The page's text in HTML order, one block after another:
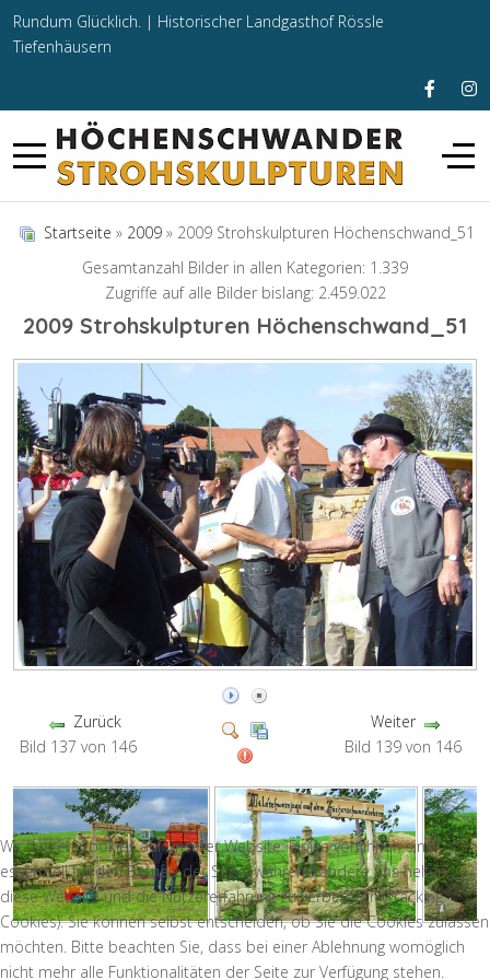
Rundum Glücklich. | Historischer Landgasthof Rössle
Tiefenhäusern
Startseite » 2009 » 2009 Strohskulpturen Höchenschwand_51
Gesamtanzahl Bilder in allen Kategorien: 1.339
Zugriffe auf alle Bilder bislang: 2.459.022
2009 Strohskulpturen Höchenschwand_51
Zurück
Bild 137 von 146
Weiter
Bild 139 von 146
Wir nutzen Cookies auf unserer Website. Einige von ihnen sind
essenziell für den Betrieb der Seite, während andere uns helfen,
diese Website und die Nutzererfahrung zu verbessern (Tracking
Cookies). Sie können selbst entscheiden, ob Sie die Cookies zulassen
möchten. Bitte beachten Sie, dass bei einer Ablehnung womöglich
nicht mehr alle Funktionalitäten der Seite zur Verfügung stehen.